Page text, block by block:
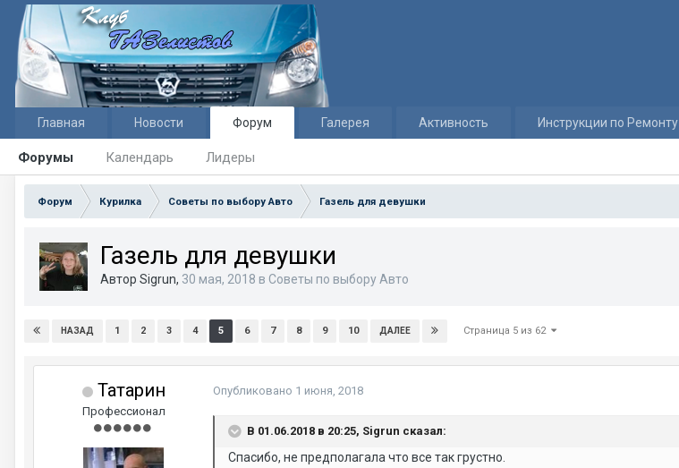
Главная Новости Форум
Форумы Календарь Лидеры
Галерея Активность Инструкции по Ремонту
Форум Курилка Советы по выбору Авто Газель для девушки
Газель для девушки
Автор Sigrun, 30 мая, 2018 в Советы по выбору Авто
НАЗАД 1 2 3 4 5 6 7 8 9 10 ДАЛЕЕ Страница 5 из 62
Татарин
Профессионал
Опубликовано 1 июня, 2018
В 01.06.2018 в 20:25, Sigrun сказал:
Спасибо, не предполагала что все так грустно.